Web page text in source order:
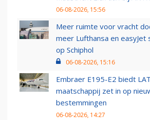
06-08-2026, 15:56
Meer ruimte voor vracht
meer Lufthansa en easyJet
op Schiphol
06-08-2026, 15:16
Embraer E195-E2 biedt
maatschappij zet in op
bestemmingen
06-08-2026, 14:27